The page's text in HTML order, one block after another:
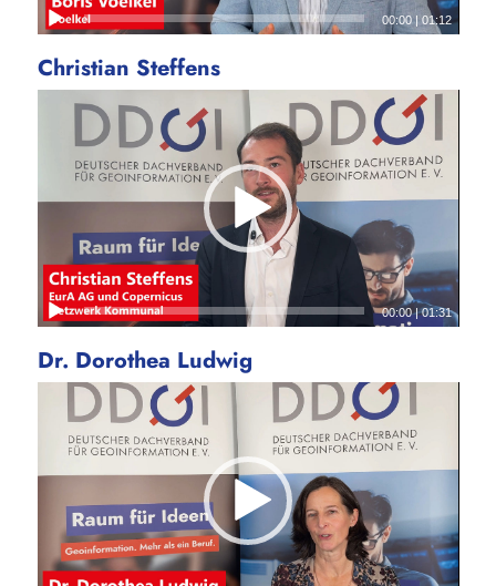
00:00|01:12
Christian Steffens
00:00|01:31
Dr. Dorothea Ludwig